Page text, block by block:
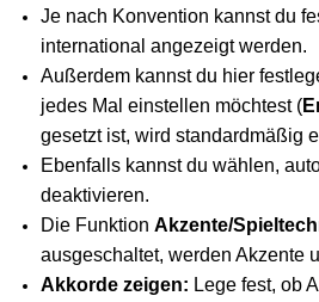
Je nach Konvention kannst du
international angezeigt werden.
Außerdem kannst du hier
jedes Mal einstellen möchtest (
gesetzt ist, wird standardmäßig
Ebenfalls kannst du wählen,
deaktivieren.
Die FunktionAkzente/
ausgeschaltet, werden Akzente
Akkorde zeigen: Lege fest, ob